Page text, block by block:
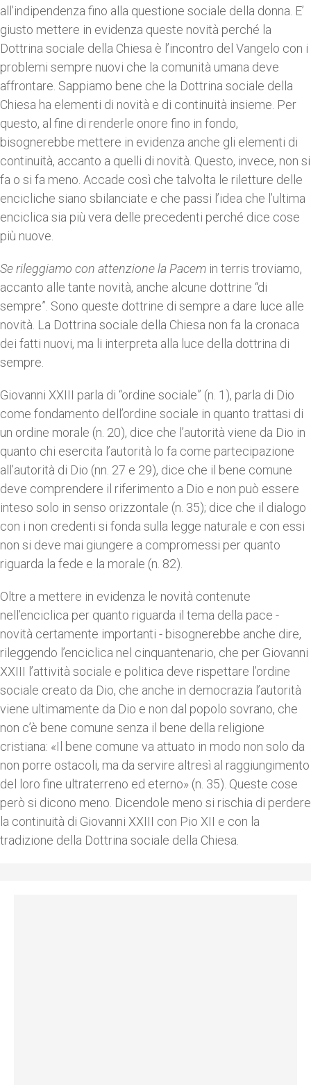
all’indipendenza fino alla questione sociale della donna. E’
giusto mettere in evidenza queste novità perché la
Dottrina sociale della Chiesa è l’incontro del Vangelo con i
problemi sempre nuovi che la comunità umana deve
affrontare. Sappiamo bene che la Dottrina sociale della
Chiesa ha elementi di novità e di continuità insieme. Per
questo, al fine di renderle onore fino in fondo,
bisognerebbe mettere in evidenza anche gli elementi di
continuità, accanto a quelli di novità. Questo, invece, non si
fa o si fa meno. Accade così che talvolta le riletture delle
encicliche siano sbilanciate e che passi l’idea che l’ultima
enciclica sia più vera delle precedenti perché dice cose
più nuove.
Se rileggiamo con attenzione la Pacem in terris troviamo,
accanto alle tante novità, anche alcune dottrine “di
sempre”. Sono queste dottrine di sempre a dare luce alle
novità. La Dottrina sociale della Chiesa non fa la cronaca
dei fatti nuovi, ma li interpreta alla luce della dottrina di
sempre.
Giovanni XXIII parla di “ordine sociale” (n. 1), parla di Dio
come fondamento dell’ordine sociale in quanto trattasi di
un ordine morale (n. 20), dice che l’autorità viene da Dio in
quanto chi esercita l’autorità lo fa come partecipazione
all’autorità di Dio (nn. 27 e 29), dice che il bene comune
deve comprendere il riferimento a Dio e non può essere
inteso solo in senso orizzontale (n. 35); dice che il dialogo
con i non credenti si fonda sulla legge naturale e con essi
non si deve mai giungere a compromessi per quanto
riguarda la fede e la morale (n. 82).
Oltre a mettere in evidenza le novità contenute
nell’enciclica per quanto riguarda il tema della pace -
novità certamente importanti - bisognerebbe anche dire,
rileggendo l’enciclica nel cinquantenario, che per Giovanni
XXIII l’attività sociale e politica deve rispettare l’ordine
sociale creato da Dio, che anche in democrazia l’autorità
viene ultimamente da Dio e non dal popolo sovrano, che
non c’è bene comune senza il bene della religione
cristiana: «Il bene comune va attuato in modo non solo da
non porre ostacoli, ma da servire altresì al raggiungimento
del loro fine ultraterreno ed eterno» (n. 35). Queste cose
però si dicono meno. Dicendole meno si rischia di perdere
la continuità di Giovanni XXIII con Pio XII e con la
tradizione della Dottrina sociale della Chiesa.